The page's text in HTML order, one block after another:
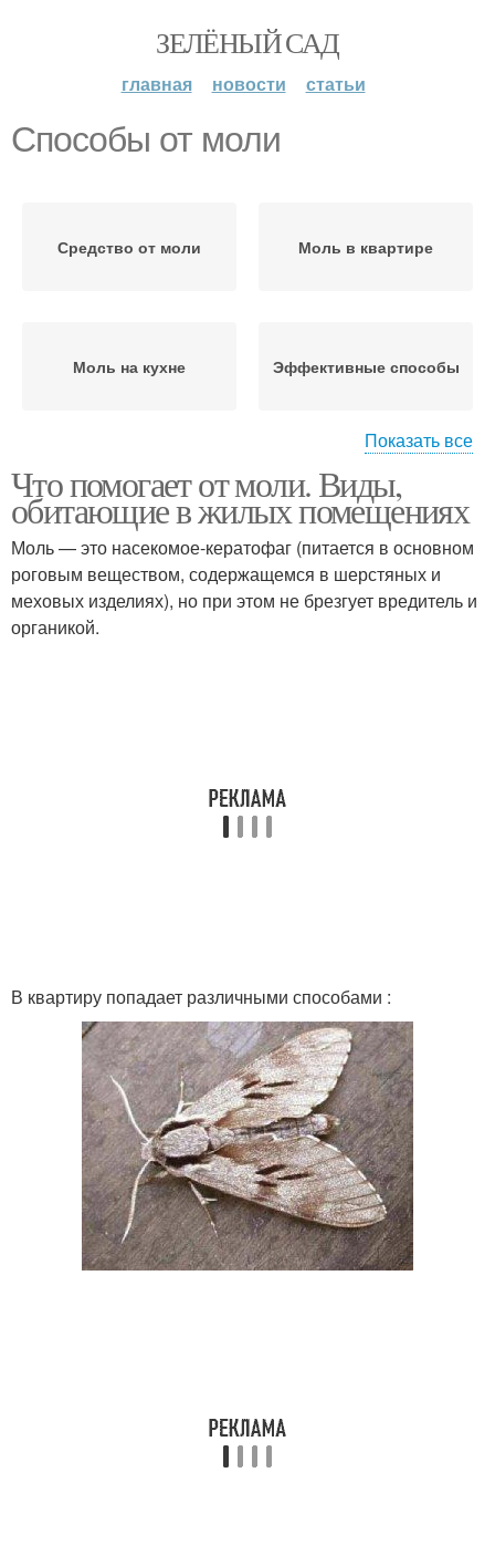
ЗЕЛЁНЫЙ САД
главная новости статьи
Способы от моли
Средство от моли Моль в квартире
Моль на кухне Эффективные способы
Моли в диване Бытовой моль
Моли в квартире
Показать все
Что помогает от моли. Виды,
обитающие в жилых помещениях
Моль — это насекомое-кератофаг (питается в основном
роговым веществом, содержащемся в шерстяных и
меховых изделиях), но при этом не брезгует вредитель и
органикой.
В квартиру попадает различными способами :